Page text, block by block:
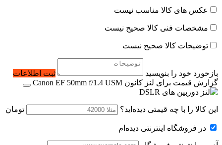
عکس های کالا مناسب نیست
مشخصات فنی کالا صحیح نیست
توضیحات کالا صحیح نیست
بازخورد خود را بنویسید
ثبت اطلاعات
گزارش قیمت برای لنز کانون Canon EF 50mm f/1.4 USM
این کالا را با چه قیمتی دیده‌اید؟ تومان
در فروشگاه اینترنتی دیده‌ام